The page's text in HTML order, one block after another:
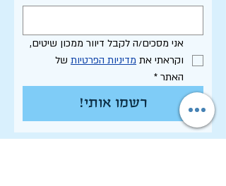
וקראתי את מדיניות הפרטיות
האתר *
רשמו אותי!